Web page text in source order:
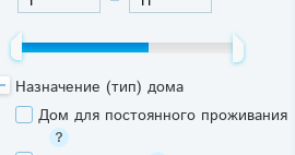
Назначение (тип) дома
Дом для постоянного проживания